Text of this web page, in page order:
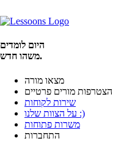
היום לומדים
משהו חדש.
מצאו מורה
הצטרפות מורים פרטיים
שירות לקוחות
על הצוות שלנו :)
משרות פתוחות
התחברות